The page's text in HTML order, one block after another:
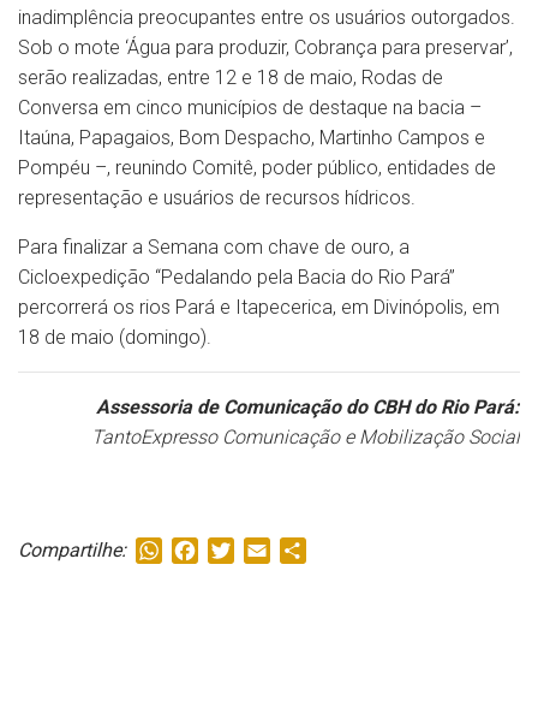
inadimplência preocupantes entre os usuários outorgados.
Sob o mote ‘Água para produzir, Cobrança para preservar’,
serão realizadas, entre 12 e 18 de maio, Rodas de
Conversa em cinco municípios de destaque na bacia –
Itaúna, Papagaios, Bom Despacho, Martinho Campos e
Pompéu –, reunindo Comitê, poder público, entidades de
representação e usuários de recursos hídricos.
Para finalizar a Semana com chave de ouro, a
Cicloexpedição “Pedalando pela Bacia do Rio Pará”
percorrerá os rios Pará e Itapecerica, em Divinópolis, em
18 de maio (domingo).
Assessoria de Comunicação do CBH do Rio Pará:
TantoExpresso Comunicação e Mobilização Social
Compartilhe: WhatsApp
FacebookTwitterEmail